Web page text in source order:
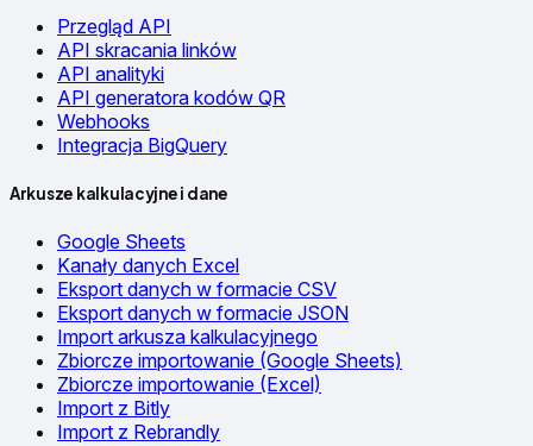
Przegląd API
API skracania linków
API analityki
API generatora kodów QR
Webhooks
Integracja BigQuery
Arkusze kalkulacyjne i dane
Google Sheets
Kanały danych Excel
Eksport danych w formacie CSV
Eksport danych w formacie JSON
Import arkusza kalkulacyjnego
Zbiorcze importowanie (Google Sheets)
Zbiorcze importowanie (Excel)
Import z Bitly
Import z Rebrandly